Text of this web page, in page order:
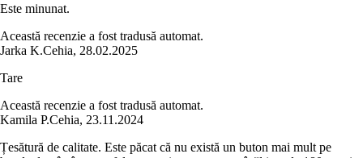
Este minunat.
Această recenzie a fost tradusă automat.
Jarka K.Cehia, 28.02.2025
Tare
Această recenzie a fost tradusă automat.
Kamila P.Cehia, 23.11.2024
Țesătură de calitate. Este păcat că nu există un buton mai mult pe